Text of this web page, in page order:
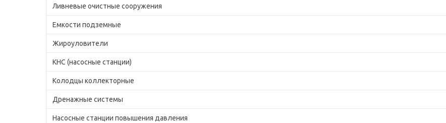
Ливневые очистные сооружения
Емкости подземные
Жироуловители
КНС (насосные станции)
Колодцы коллекторные
Дренажные системы
Насосные станции повышения давления